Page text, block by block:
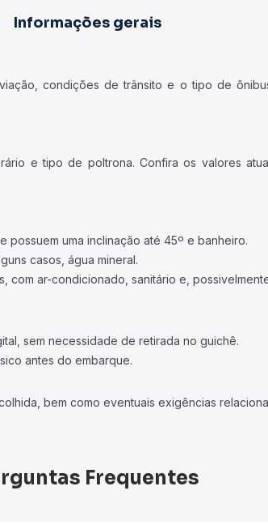
Informações gerais
condições de trânsito e o tipo de
e tipo de poltrona. Confira os valores
uma inclinação até 45º e banheiro.
casos, água mineral.
com ar-condicionado, sanitário e,
sem necessidade de retirada no guichê.
antes do embarque.
bem como eventuais exigências
Frequentes